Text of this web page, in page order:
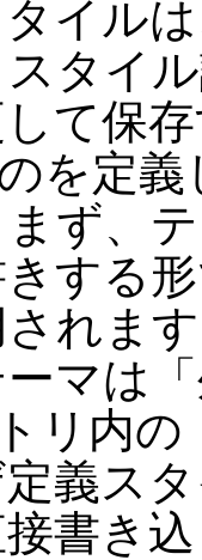
イル
タイ
て保
を定義
ず、
する
れま
マは
リ内
義ス
書き